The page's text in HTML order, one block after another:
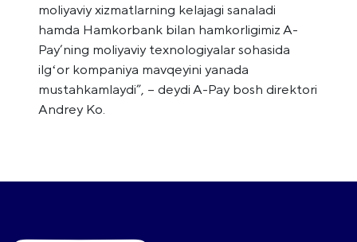
moliyaviy xizmatlarning kelajagi sanaladi
hamda Hamkorbank bilan hamkorligimiz A-
Pay’ning moliyaviy texnologiyalar sohasida
ilgʻor kompaniya mavqeyini yanada
mustahkamlaydi”, – deydi A-Pay bosh direktori
Andrey Ko.